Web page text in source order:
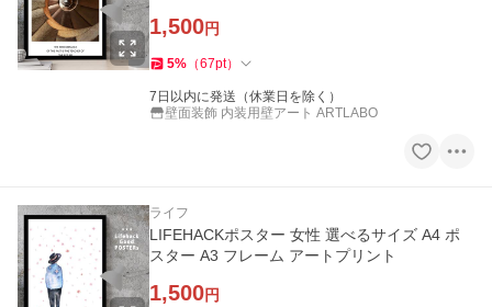
1,500円
5% （67pt）
7日以内に発送（休業日を除く）
壁面装飾 内装用壁アート ARTLABO
ライフ
LIFEHACKポスター 女性 選べるサイズ A4 ポ
スター A3 フレーム アートプリント
1,500円